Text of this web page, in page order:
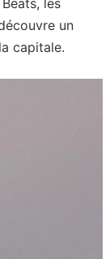
un
capitale.